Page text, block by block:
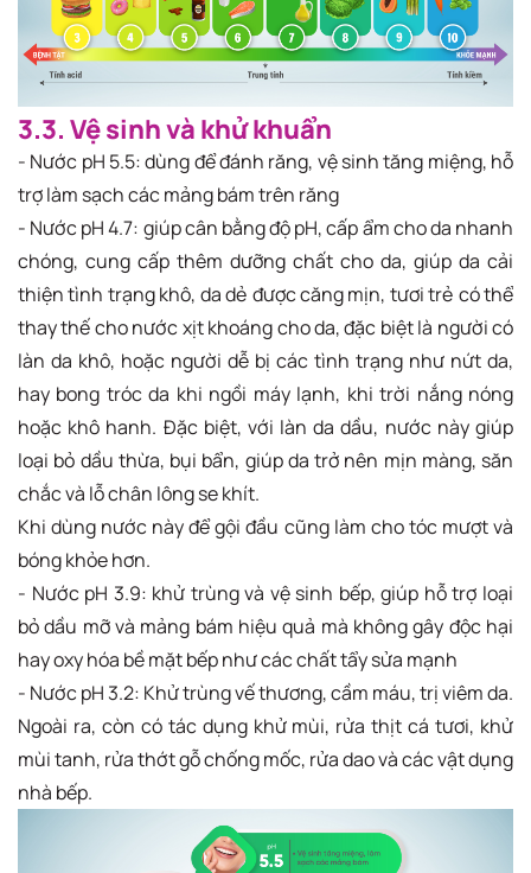
3.3. Vệ sinh và khử khuẩn
- Nước pH 5.5: dùng để đánh răng, vệ sinh tăng miệng, hỗ
trợ làm sạch các mảng bám trên răng
- Nước pH 4.7: giúp cân bằng độ pH, cấp ẩm cho da nhanh
chóng, cung cấp thêm dưỡng chất cho da, giúp da cải
thiện tình trạng khô, da dẻ được căng mịn, tươi trẻ có thể
thay thế cho nước xịt khoáng cho da, đặc biệt là người có
làn da khô, hoặc người dễ bị các tình trạng như nứt da,
hay bong tróc da khi ngồi máy lạnh, khi trời nắng nóng
hoặc khô hanh. Đặc biệt, với làn da dầu, nước này giúp
loại bỏ dầu thừa, bụi bẩn, giúp da trở nên mịn màng, săn
chắc và lỗ chân lông se khít.
Khi dùng nước này để gội đầu cũng làm cho tóc mượt và
bóng khỏe hơn.
- Nước pH 3.9: khử trùng và vệ sinh bếp, giúp hỗ trợ loại
bỏ dầu mỡ và mảng bám hiệu quả mà không gây độc hại
hay oxy hóa bề mặt bếp như các chất tẩy sửa mạnh
- Nước pH 3.2: Khử trùng vế thương, cầm máu, trị viêm da.
Ngoài ra, còn có tác dụng khử mùi, rửa thịt cá tươi, khử
mùi tanh, rửa thớt gỗ chống mốc, rửa dao và các vật dụng
nhà bếp.